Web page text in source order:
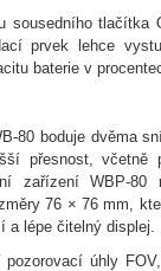
sousedního
prvek lehce
baterie v
80 boduje dvěma
přesnost, včetně
zařízení WBP-80
76 × 76 mm,
lépe čitelný displej.
úhly